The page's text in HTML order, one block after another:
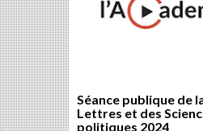
Séance publique de
Lettres et des
politiques 2024